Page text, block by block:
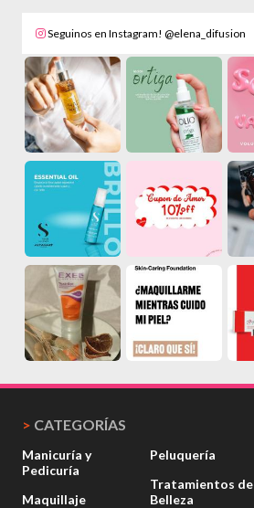
Seguinos en Instagram! @elena_difusion
> CATEGORÍAS
Manicuría y
Pedicuría
Maquillaje
Peluquería
Tratamientos de
Belleza